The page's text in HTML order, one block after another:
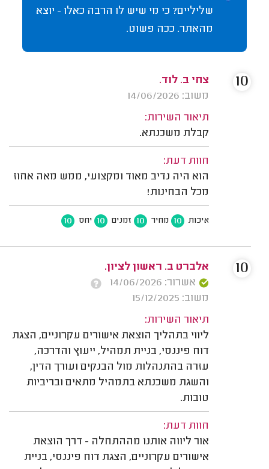
שליליים? כי מי שיש לו הרבה כאלו - יוצא
מהאתר. ככה פשוט.
צחי ב. לוד.
משוב: 14/06/2026
תיאור השירות:
קבלת משכנתא.
חוות דעת:
הוא היה נדיב מאוד ומקצועי, ממש מאה אחוז
מכל הבחינות!
איכות 10 מחיר 10 זמנים 10 יחס 10
10
אלברט ב. ראשון לציון.
אשרור: 14/06/2026
משוב: 15/12/2025
תיאור השירות:
ליווי בתהליך הוצאת אישורים עקרוניים, הצגת
דוח פיננסי, בניית תמהיל, ייעוץ והדרכה,
עזרה בהתנהלות מול הבנקים ועורך הדין,
והשגת משכנתא בתמהיל מתאים ובריביות
טובות.
חוות דעת:
אור ליווה אותנו מההתחלה - דרך הוצאת
אישורים עקרוניים, הצגת דוח פיננסי, בניית
10